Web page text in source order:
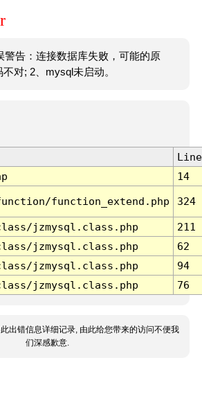
警告：连接数据库失败，可能的原
对; 2、mysql未启动。
Line
14
function_extend.php 324
jzmysql.class.php
211
jzmysql.class.php
62
jzmysql.class.php
94
jzmysql.class.php 76
出错信息详细记录, 由此给您带来的访问不便我
们深感歉意.